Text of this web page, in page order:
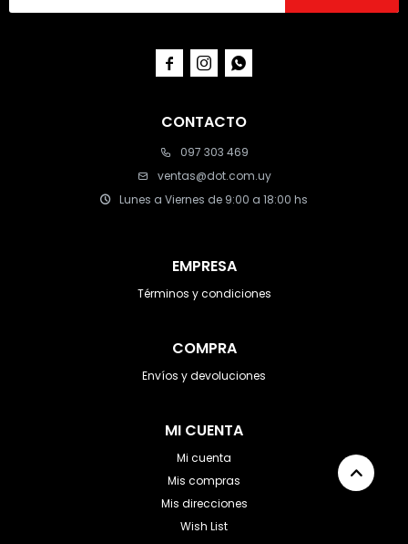
CONTACTO
097 303 469
ventas@dot.com.uy
Lunes a Viernes de 9:00 a 18:00 hs
EMPRESA
Términos y condiciones
COMPRA
Envíos y devoluciones
MI CUENTA
Mi cuenta
Mis compras
Mis direcciones
Wish List
  